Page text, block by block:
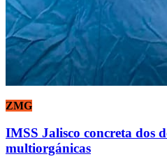
ZMG
IMSS Jalisco concreta dos
multiorgánicas